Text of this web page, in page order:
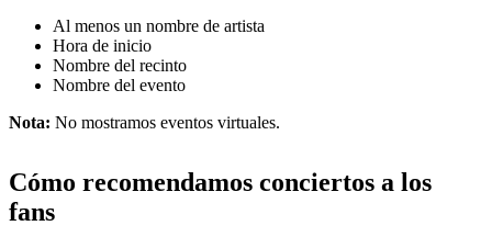
Al menos un nombre de artista
Hora de inicio
Nombre del recinto
Nombre del evento
Nota: No mostramos eventos virtuales.
Cómo recomendamos conciertos a los
fans